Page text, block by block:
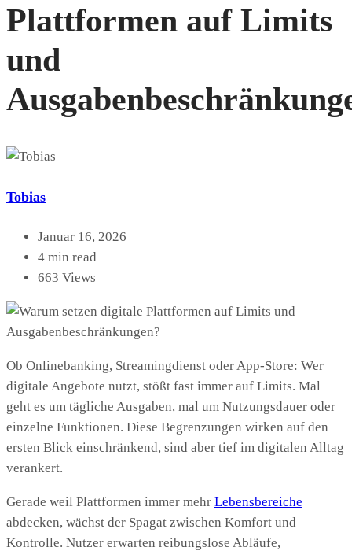
Plattformen auf Limits
und
Tobias
Januar 16, 2026
4 min read
663 Views
Ob Onlinebanking, Streamingdienst oder App‑Store: Wer
digitale Angebote nutzt, stößt fast immer auf Limits. Mal
geht es um tägliche Ausgaben, mal um Nutzungsdauer oder
einzelne Funktionen. Diese Begrenzungen wirken auf den
ersten Blick einschränkend, sind aber tief im digitalen Alltag
verankert.
Gerade weil Plattformen immer mehr Lebensbereiche
abdecken, wächst der Spagat zwischen Komfort und
Kontrolle. Nutzer erwarten reibungslose Abläufe,